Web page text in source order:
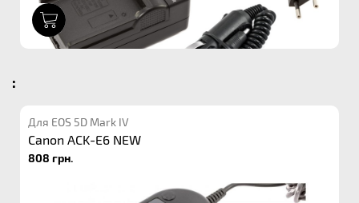
:
Для EOS 5D Mark IV
Canon ACK-E6 NEW
808 грн.